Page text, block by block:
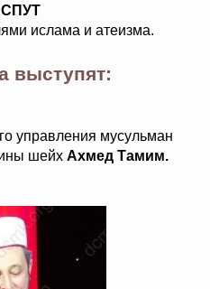
ислама и атеизма.
выступят:
управления мусульман
шейх Ахмед Тамим.